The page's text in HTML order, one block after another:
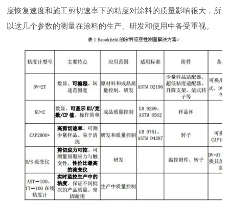
度恢复速度和施工剪切速率下的粘度对涂料的质量影响很大，所
以这几个参数的测量在涂料的生产、研发和使用中备受重视。